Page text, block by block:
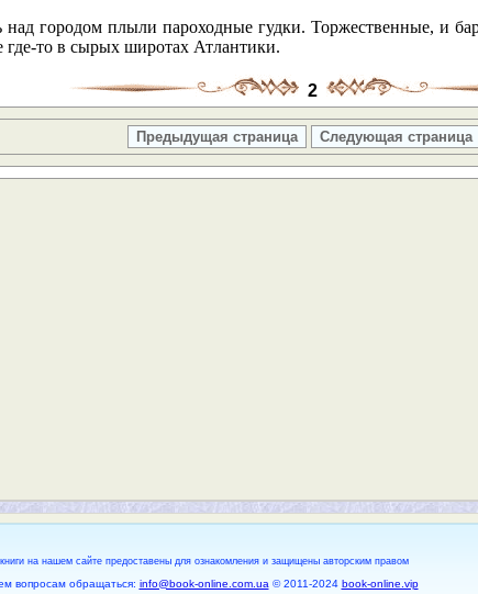
над городом плыли пароходные гудки. Торжественные, и
где-то в сырых широтах Атлантики.
2
Предыдущая страница Следующая страница
на нашем сайте предоставены для ознакомления и защищены авторским правом
вопросам обращаться: info@book-online.com.ua © 2011-2024 book-online.vip